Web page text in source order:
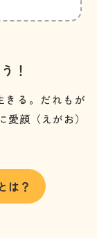
！
る。 だれもが
愛顔（えがお）
は？